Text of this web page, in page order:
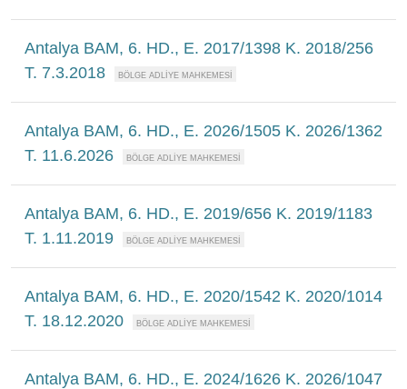
Antalya BAM, 6. HD., E. 2017/1398 K. 2018/256
T. 7.3.2018
Antalya BAM, 6. HD., E. 2026/1505 K. 2026/1362
T. 11.6.2026
Antalya BAM, 6. HD., E. 2019/656 K. 2019/1183
T. 1.11.2019
Antalya BAM, 6. HD., E. 2020/1542 K. 2020/1014
T. 18.12.2020
Antalya BAM, 6. HD., E. 2024/1626 K. 2026/1047